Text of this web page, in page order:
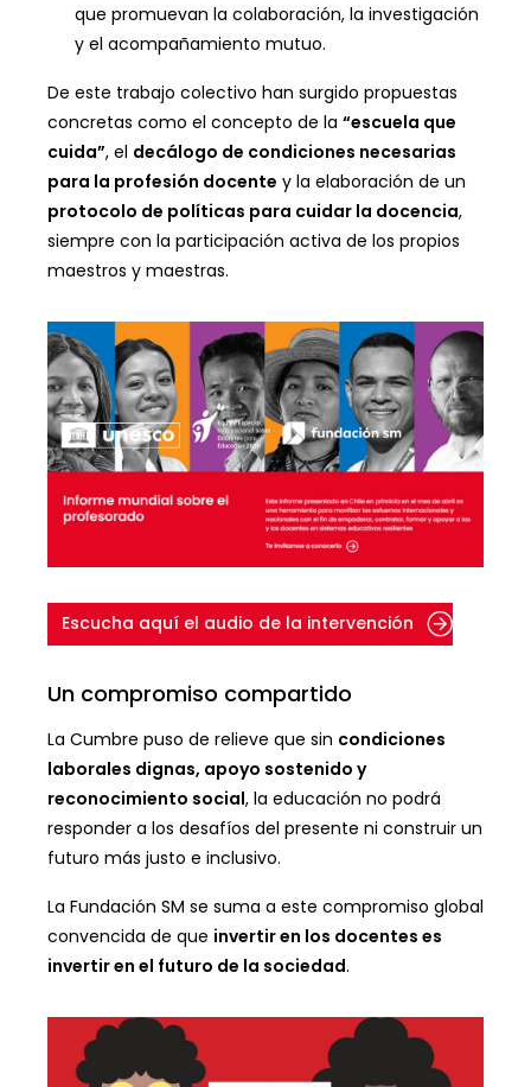
que promuevan la colaboración, la investigación
y el acompañamiento mutuo.
De este trabajo colectivo han surgido propuestas
concretas como el concepto de la “escuela que
cuida”, el decálogo de condiciones necesarias
para la profesión docente y la elaboración de un
protocolo de políticas para cuidar la docencia,
siempre con la participación activa de los propios
maestros y maestras.
Escucha aquí el audio de la intervención
Un compromiso compartido
La Cumbre puso de relieve que sin condiciones
laborales dignas, apoyo sostenido y
reconocimiento social, la educación no podrá
responder a los desafíos del presente ni construir un
futuro más justo e inclusivo.
La Fundación SM se suma a este compromiso global
convencida de que invertir en los docentes es
invertir en el futuro de la sociedad.